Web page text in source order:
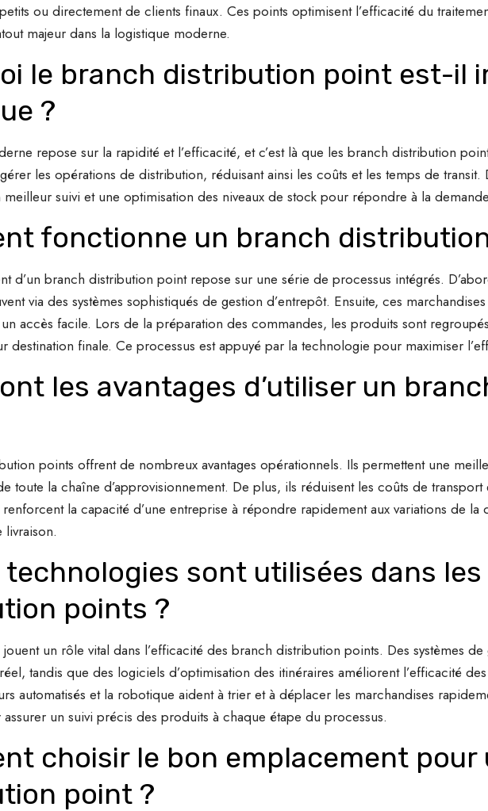
ou directement de clients finaux. Ces points optimisent l’efficacité du
majeur dans la logistique moderne.
le branch distribution point est-il
?
repose sur la rapidité et l’efficacité, et c’est là que les branch distribution
les opérations de distribution, réduisant ainsi les coûts et les temps de
meilleur suivi et une optimisation des niveaux de stock pour répondre à la
fonctionne un branch
d’un branch distribution point repose sur une série de processus intégrés.
via des systèmes sophistiqués de gestion d’entrepôt. Ensuite, ces
accès facile. Lors de la préparation des commandes, les produits sont
destination finale. Ce processus est appuyé par la technologie pour maximiser
les avantages d’utiliser un
points offrent de nombreux avantages opérationnels. Ils permettent une
toute la chaîne d’approvisionnement. De plus, ils réduisent les coûts de
la capacité d’une entreprise à répondre rapidement aux variations de la
technologies sont utilisées dans
points ?
un rôle vital dans l’efficacité des branch distribution points. Des systèmes
tandis que des logiciels d’optimisation des itinéraires améliorent l’efficacité
automatisés et la robotique aident à trier et à déplacer les marchandises
un suivi précis des produits à chaque étape du processus.
choisir le bon emplacement pour
point ?